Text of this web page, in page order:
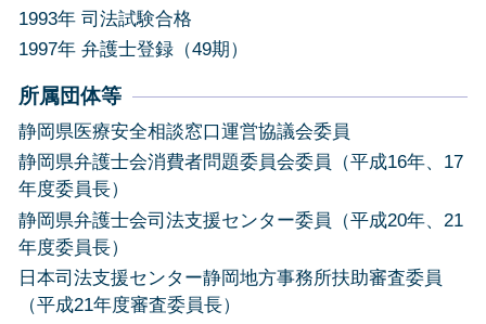
1993年 司法試験合格
1997年 弁護士登録（49期）
所属団体等
静岡県医療安全相談窓口運営協議会委員
静岡県弁護士会消費者問題委員会委員（平成16年、17
年度委員長）
静岡県弁護士会司法支援センター委員（平成20年、21
年度委員長）
日本司法支援センター静岡地方事務所扶助審査委員
（平成21年度審査委員長）